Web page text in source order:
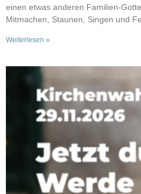
einen etwas anderen Familien-
Mitmachen, Staunen, Singen und
Weiterlesen »